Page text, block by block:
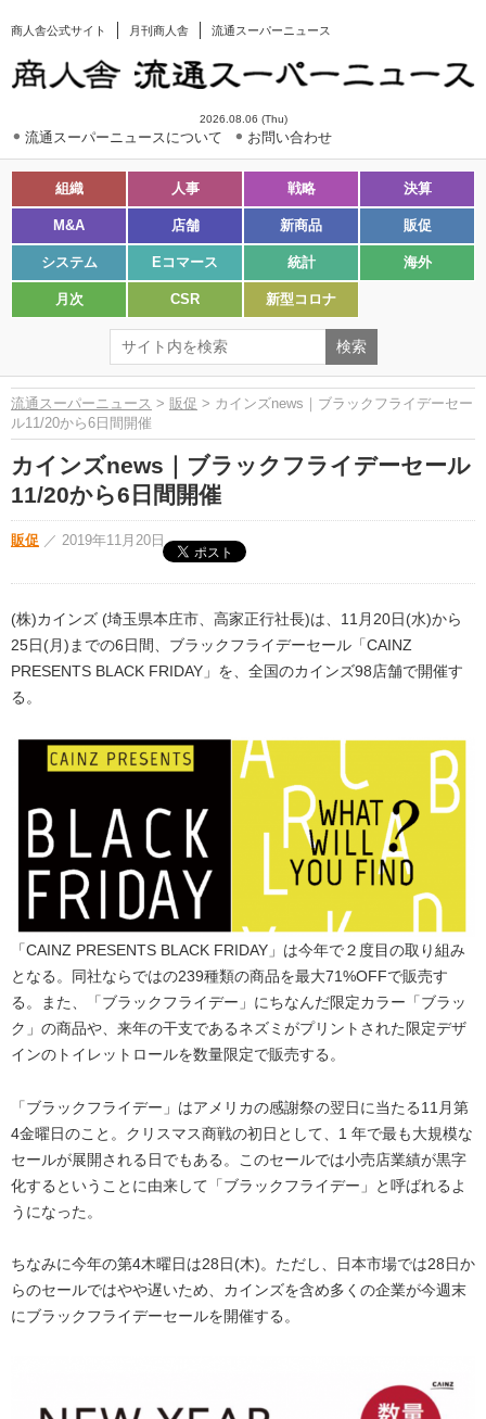
商人舎公式サイト 月刊商人舎 流通スーパーニュース
2026.08.06 (Thu)
流通スーパーニュースについて お問い合わせ
組織 人事 戦略 決算
M&A 店舗 新商品 販促
システム Eコマース 統計 海外
月次 CSR 新型コロナ
流通スーパーニュース > 販促 > カインズnews｜ブラックフライデーセー
ル11/20から6日間開催
カインズnews｜ブラックフライデーセール
11/20から6日間開催
販促 ／ 2019年11月20日
(株)カインズ (埼玉県本庄市、高家正行社長)は、11月20日(水)から
25日(月)までの6日間、ブラックフライデーセール「CAINZ
PRESENTS BLACK FRIDAY」を、全国のカインズ98店舗で開催す
る。
「CAINZ PRESENTS BLACK FRIDAY」は今年で２度目の取り組み
となる。同社ならではの239種類の商品を最大71%OFFで販売す
る。また、「ブラックフライデー」にちなんだ限定カラー「ブラッ
ク」の商品や、来年の干支であるネズミがプリントされた限定デザ
インのトイレットロールを数量限定で販売する。
「ブラックフライデー」はアメリカの感謝祭の翌日に当たる11月第
4金曜日のこと。クリスマス商戦の初日として、1 年で最も大規模な
セールが展開される日でもある。このセールでは小売店業績が黒字
化するということに由来して「ブラックフライデー」と呼ばれるよ
うになった。
ちなみに今年の第4木曜日は28日(木)。ただし、日本市場では28日か
らのセールではやや遅いため、カインズを含め多くの企業が今週末
にブラックフライデーセールを開催する。